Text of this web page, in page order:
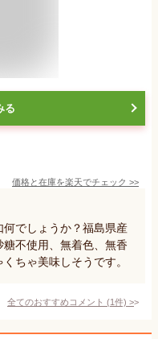
る
価格と在庫を楽天でチェック >>
でしょうか？福島県産
不使用、無着色、無香
ちゃ美味しそうです。
全てのおすすめコメント (1件) >